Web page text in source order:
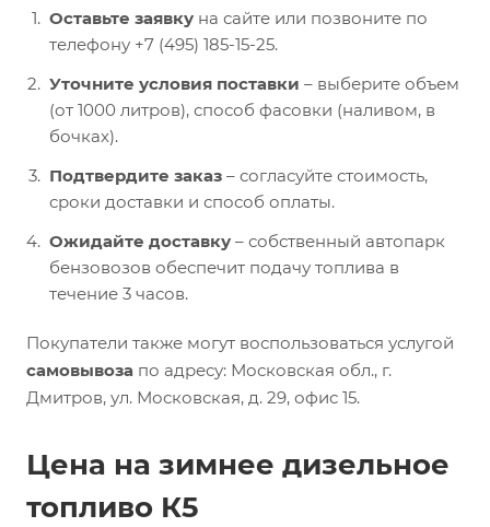
Оставьте заявку на сайте или позвоните по
телефону +7 (495) 185-15-25.
Уточните условия поставки – выберите объем
(от 1000 литров), способ фасовки (наливом, в
бочках).
Подтвердите заказ – согласуйте стоимость,
сроки доставки и способ оплаты.
Ожидайте доставку – собственный автопарк
бензовозов обеспечит подачу топлива в
течение 3 часов.
Покупатели также могут воспользоваться услугой
самовывоза по адресу: Московская обл., г.
Дмитров, ул. Московская, д. 29, офис 15.
Цена на зимнее дизельное
топливо К5